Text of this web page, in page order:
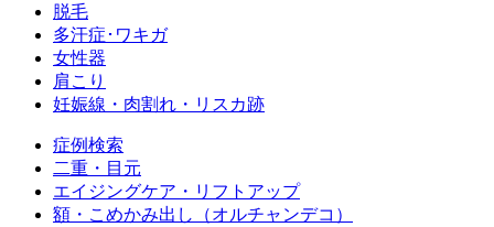
脱毛
多汗症･ワキガ
女性器
肩こり
妊娠線・肉割れ・リスカ跡
症例検索
二重・目元
エイジングケア・リフトアップ
額・こめかみ出し（オルチャンデコ）